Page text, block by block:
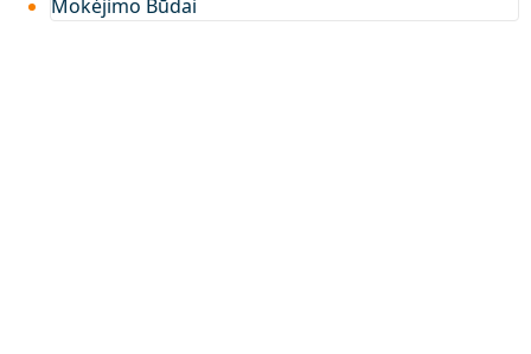
Mokėjimo Būdai